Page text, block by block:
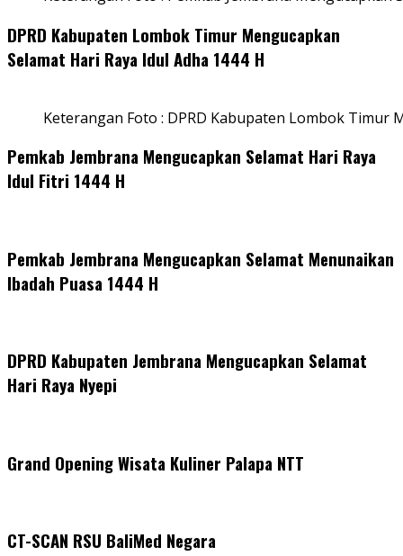
DPRD Kabupaten Lombok Timur Mengucapkan
Selamat Hari Raya Idul Adha 1444 H
Keterangan Foto : DPRD Kabupaten Lombok Timur
Pemkab Jembrana Mengucapkan Selamat Hari Raya
Idul Fitri 1444 H
Pemkab Jembrana Mengucapkan Selamat Menunaikan
Ibadah Puasa 1444 H
DPRD Kabupaten Jembrana Mengucapkan Selamat
Hari Raya Nyepi
Grand Opening Wisata Kuliner Palapa NTT
CT-SCAN RSU BaliMed Negara